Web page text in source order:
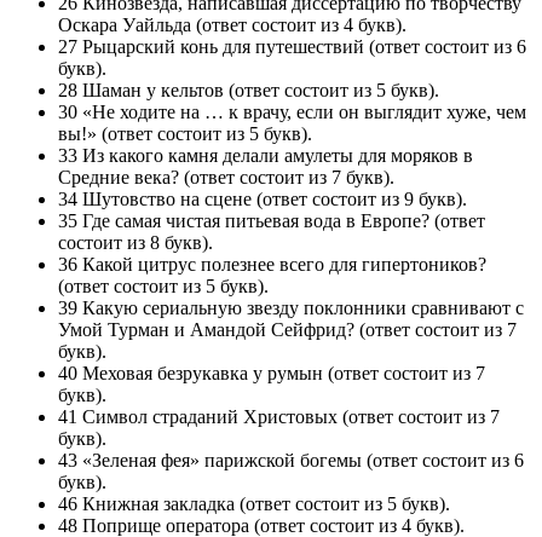
Оскара Уайльда (ответ состоит из 4 букв).
27 Рыцарский конь для путешествий (ответ состоит из 6
букв).
28 Шаман у кельтов (ответ состоит из 5 букв).
30 «Не ходите на … к врачу, если он выглядит хуже, чем
вы!» (ответ состоит из 5 букв).
33 Из какого камня делали амулеты для моряков в
Средние века? (ответ состоит из 7 букв).
34 Шутовство на сцене (ответ состоит из 9 букв).
35 Где самая чистая питьевая вода в Европе? (ответ
состоит из 8 букв).
36 Какой цитрус полезнее всего для гипертоников?
(ответ состоит из 5 букв).
39 Какую сериальную звезду поклонники сравнивают с
Умой Турман и Амандой Сейфрид? (ответ состоит из 7
букв).
40 Меховая безрукавка у румын (ответ состоит из 7
букв).
41 Символ страданий Христовых (ответ состоит из 7
букв).
43 «Зеленая фея» парижской богемы (ответ состоит из 6
букв).
46 Книжная закладка (ответ состоит из 5 букв).
48 Поприще оператора (ответ состоит из 4 букв).